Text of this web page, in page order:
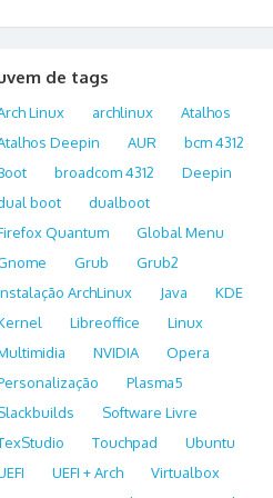
de tags
Linux archlinux
Atalhos
Deepin
AUR
bcm 4312
broadcom 4312
Deepin
boot
dualboot
Quantum
Global Menu
Grub
Grub2
ArchLinux
Java
KDE
Libreoffice
Linux
NVIDIA
Opera
Plasma5
Software Livre
Touchpad
Ubuntu
UEFI + Arch
Virtualbox